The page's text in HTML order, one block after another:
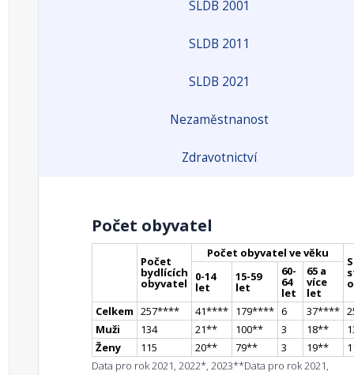
SLDB 2001
SLDB 2011
SLDB 2021
Nezaměstnanost
Zdravotnictví
Počet obyvatel
Počet
bydlících
obyvatel
Počet obyvatel ve věku
0-14
let
15-59
let
60-
64
let
65 a
více
let
Celkem 257**** 41**** 179**** 6 37****
Muži
134 21** 100** 3 18**
Ženy
115 20** 79** 3 19**
Data pro rok 2021, 2022*, 2023**Data pro rok 2021,